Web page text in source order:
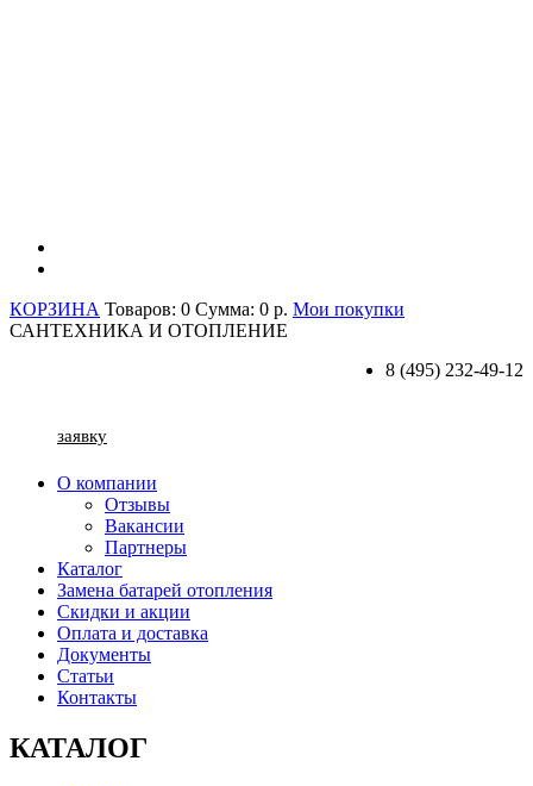
КОРЗИНА Товаров: 0 Сумма: 0 р. Мои покупки
САНТЕХНИКА И ОТОПЛЕНИЕ
8 (495) 232-49-12
заявку
О компании
Отзывы
Вакансии
Партнеры
Каталог
Замена батарей отопления
Скидки и акции
Оплата и доставка
Документы
Статьи
Контакты
КАТАЛОГ